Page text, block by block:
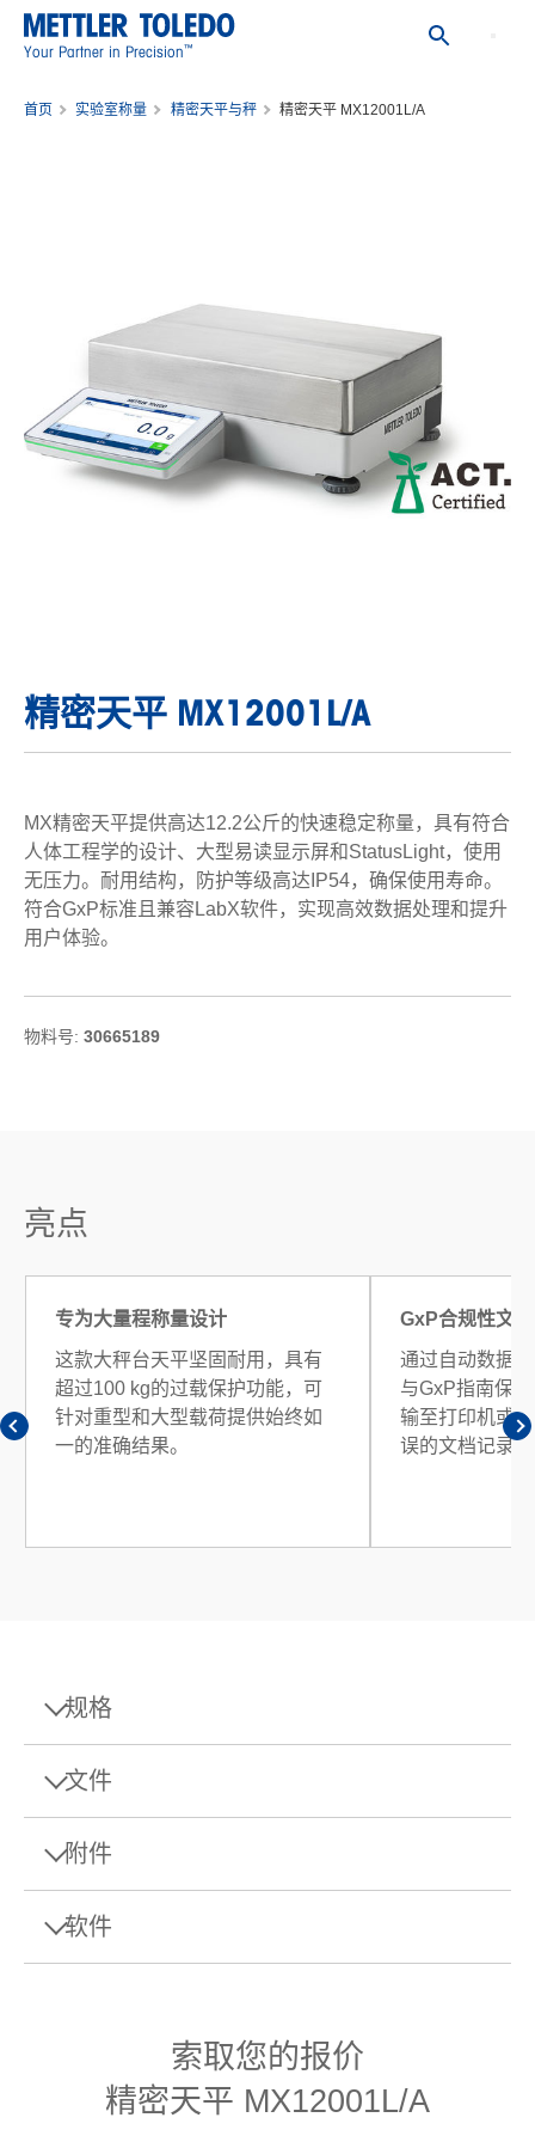
Your Partner in Precision™
首页 实验室称量 精密天平与秤 精密天平 MX12001L/A
精密天平 MX12001L/A
MX精密天平提供高达12.2公斤的快速稳定称量，具有符合
人体工程学的设计、大型易读显示屏和StatusLight，使用
无压力。耐用结构，防护等级高达IP54，确保使用寿命。
符合GxP标准且兼容LabX软件，实现高效数据处理和提升
用户体验。
物料号: 30665189
亮点
专为大量程称量设计
这款大秤台天平坚固耐用，具有
超过100 kg的过载保护功能，可
针对重型和大型载荷提供始终如
一的准确结果。
GxP合规性文档
通过自动数据
与GxP指南保
输至打印机或
误的文档记录。
规格
规格 - 精密天平 MX12001L/A
平台
最小称量值（符合USP，
允差为0.1%，典型）
82 g
外形尺寸 (高x宽x深)
126 mm x 354 mm x 380
文件
单页样本
Download this datasheet to learn more about the
specifications and accessories of MX Precision
用户手册：MX天平
附件
Barcode Scanner 1D Gryphon GD4220
物料号:30417466
软件
EasyDirect Balance数据管理软件（最多3
索取您的报价
精密天平 MX12001L/A